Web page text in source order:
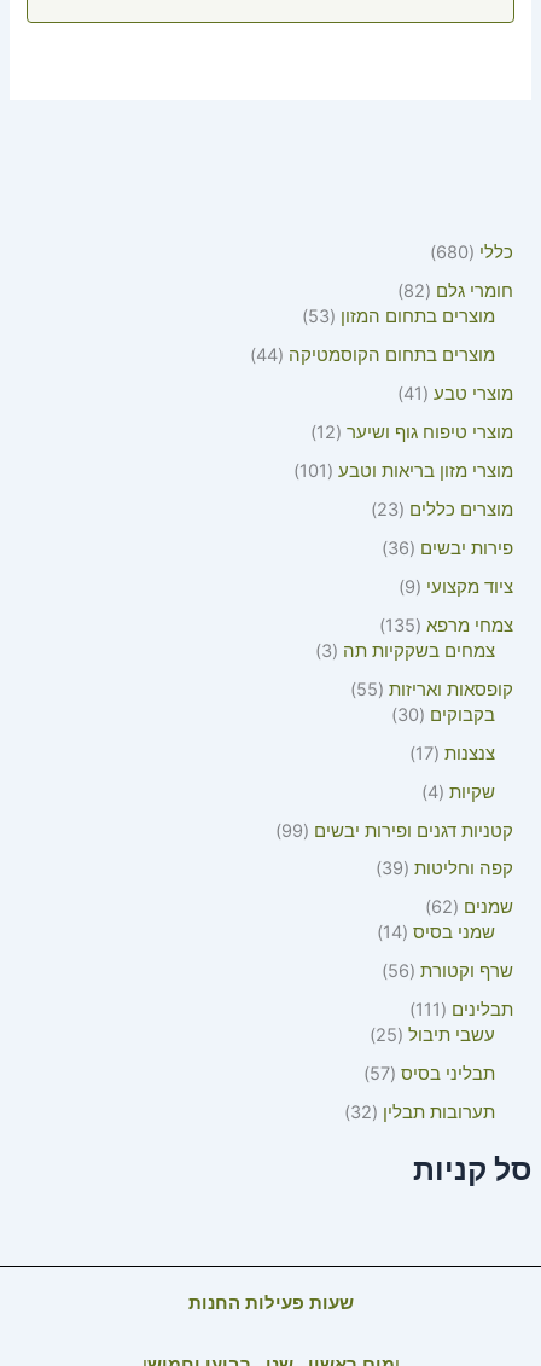
כללי
680
חומרי גלם
82
מוצרים בתחום המזון
53
מוצרים בתחום הקוסמטיקה 44
מוצרי טבע
41
מוצרי טיפוח גוף ושיער 12
מוצרי מזון בריאות וטבע
101
מוצרים כללים
23
פירות יבשים
36
ציוד מקצועי
9
צמחי מרפא 135
צמחים בשקקיות תה
3
קופסאות ואריזות 55
בקבוקים
30
צנצנות 17
שקיות 4
קטניות דגנים ופירות יבשים
99
קפה וחליטות 39
שמנים
62
שמני בסיס 14
שרף וקטורת 56
תבלינים
111
עשבי תיבול 25
תבליני בסיס 57
תערובות תבלין
32
סל קניות
שעות פעילות החנות